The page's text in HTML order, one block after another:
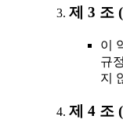
제 3 조
이
규
지
제 4 조